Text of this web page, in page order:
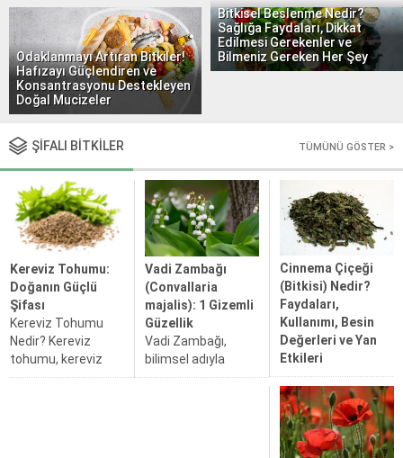
Odaklanmayı Artıran Bitkiler!
Hafızayı Güçlendiren ve
Konsantrasyonu Destekleyen
Doğal Mucizeler
Bitkisel Beslenme Nedir?
Sağlığa Faydaları, Dikkat
Edilmesi Gerekenler ve
Bilmeniz Gereken Her Şey
ŞİFALI BİTKİLER TÜMÜNÜ GÖSTER >
Kereviz Tohumu:
Doğanın Güçlü
Şifası
Kereviz Tohumu
Nedir? Kereviz
tohumu, kereviz
bitkisinin
Vadi Zambağı
(Convallaria
majalis): 1 Gizemli
Güzellik
Vadi Zambağı,
bilimsel adıyla
Convallaria majalis,
Cinnema Çiçeği
(Bitkisi) Nedir?
Faydaları,
Kullanımı, Besin
Değerleri ve Yan
Etkileri
Cinnema Çiçeği
Nedir? Cinnema
çiçeği, bilimsel
ismiyle Gymnema
sylvestre, tropik ve